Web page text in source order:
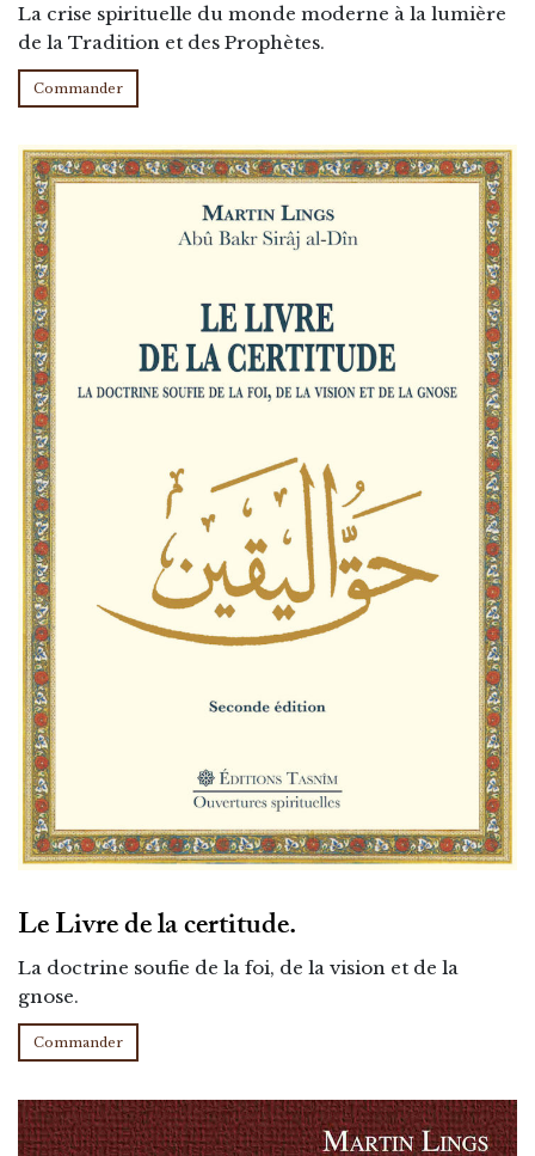
La crise spirituelle du monde moderne à la lumière
de la Tradition et des Prophètes.
Commander
Le Livre de la certitude.
La doctrine soufie de la foi, de la vision et de la
gnose.
Commander